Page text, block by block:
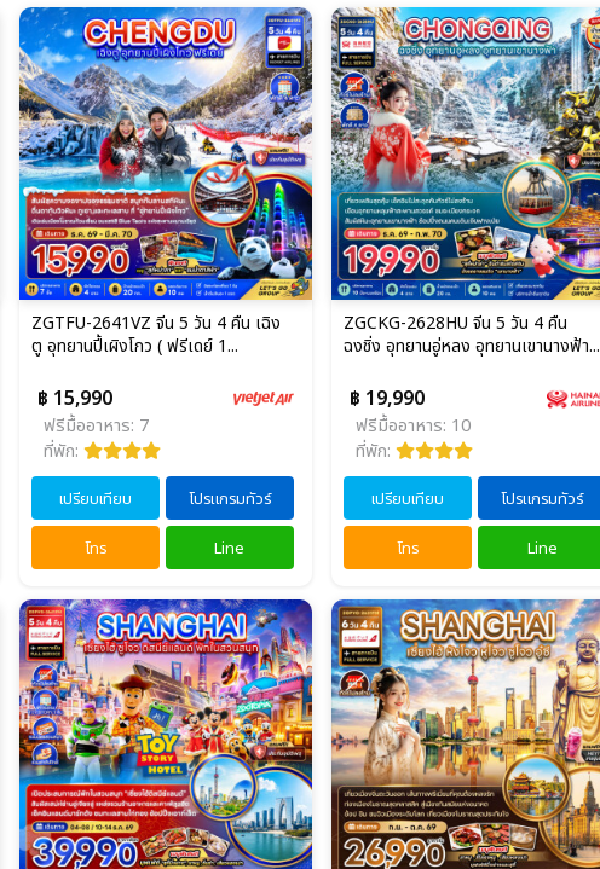
ZGTFU-2641VZ จีน 5 วัน 4 คืน เฉิง
ตู อุทยานปี้เผิงโกว ( ฟรีเดย์ 1...
฿ 15,990
ฟรีมื้ออาหาร: 7
ที่พัก:
เปรียบเทียบ โปรแกรมทัวร์
โทร Line
ZGCKG-2628HU จีน 5 วัน 4 คืน
ฉงชิ่ง อุทยานอู่หลง อุทยานเขานางฟ้า...
฿ 19,990
ฟรีมื้ออาหาร: 10
ที่พัก:
เปรียบเทียบ โปรแกรมทัวร์
โทร Line